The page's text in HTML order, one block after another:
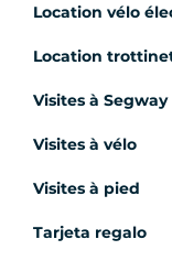
Location vélo
Location
Visites à Segway
Visites à vélo
Visites à pied
Tarjeta regalo